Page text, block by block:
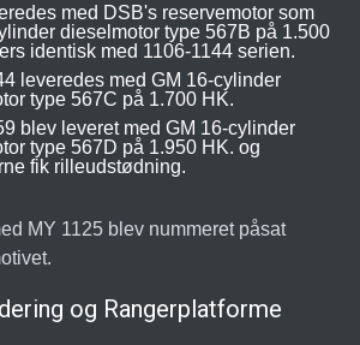
med DSB's reservemotor som
dieselmotor type 567B på 1.500
identisk med 1106-1144 serien.
leveredes med GM 16-cylinder
type 567C på 1.700 HK.
blev leveret med GM 16-cylinder
type 567D på 1.950 HK. og
fik rilleudstødning.
MY 1125 blev nummeret påsat
og Rangerplatforme